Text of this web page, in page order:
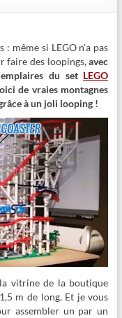
même si LEGO n’a pas
faire des loopings,avec
du set LEGO
de vraies montagnes
à un joli looping !
vitrine de la boutique
m de long. Et je vous
assembler un par un